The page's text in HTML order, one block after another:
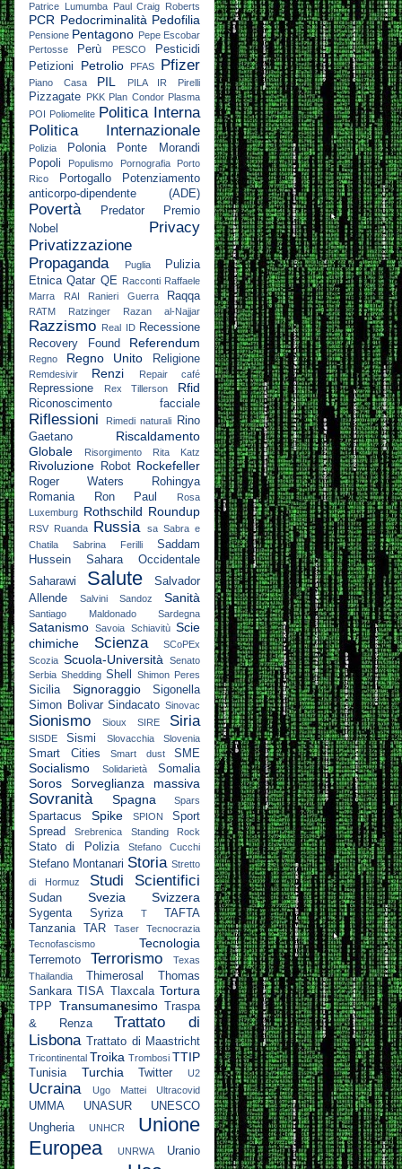
Patrice Lumumba
Paul Craig Roberts
PCR Pedocriminalità Pedofilia
Pensione Pentagono Pepe Escobar
Pertosse
Perù PESCO
Pesticidi
Petizioni
Petrolio PFAS Pfizer
Piano Casa PIL PILA IR Pirelli
Pizzagate PKK Plan Condor Plasma
POI Poliomelite Politica Interna
Politica Internazionale
Polizia Polonia
Ponte Morandi
Popoli
Populismo Pornografia
Porto
Rico
Portogallo
Potenziamento
anticorpo-dipendente (ADE)
Povertà Predator
Premio
Nobel
Privacy
Privatizzazione
Propaganda
Puglia
Pulizia
Etnica Qatar QE Racconti Raffaele
Marra
RAI Ranieri Guerra Raqqa
RATM Ratzinger Razan al-Najjar
Razzismo Real ID Recessione
Recovery Found
Referendum
Regno Regno Unito Religione
Remdesivir Renzi Repair café
Repressione Rex Tillerson Rfid
Riconoscimento facciale
Riflessioni Rimedi naturali
Rino
Gaetano
Riscaldamento
Globale
Risorgimento Rita Katz
Rivoluzione Robot Rockefeller
Roger Waters
Rohingya
Romania
Ron Paul
Rosa
Luxemburg Rothschild Roundup
RSV Ruanda Russia sa Sabra e
Chatila
Sabrina Ferilli
Saddam
Hussein
Sahara Occidentale
Saharawi
Salute
Salvador
Allende
Salvini Sandoz Sanità
Santiago Maldonado Sardegna
Satanismo Savoia Schiavitù Scie
chimiche
Scienza
SCoPEx
Scozia Scuola-Università
Senato
Serbia Shedding Shell Shimon Peres
Sicilia Signoraggio
Sigonella
Simon Bolivar Sindacato Sinovac
Sionismo Sioux SIRE Siria
SISDE Sismi Slovacchia Slovenia
Smart Cities Smart dust SME
Socialismo Solidarietà Somalia
Soros Sorveglianza massiva
Sovranità Spagna Spars
Spartacus Spike SPION
Sport
Spread
Srebrenica Standing Rock
Stato di Polizia Stefano Cucchi
Stefano Montanari Storia Stretto
di Hormuz
Studi Scientifici
Sudan Svezia Svizzera
Sygenta Syriza T
TAFTA
Tanzania
TAR Taser
Tecnocrazia
Tecnofascismo
Tecnologia
Terremoto Terrorismo
Texas
Thailandia
Thimerosal
Thomas
Sankara
TISA Tlaxcala Tortura
TPP Transumanesimo
Traspa
& Renza
Trattato di
Lisbona
Trattato di Maastricht
Tricontinental Troika Trombosi TTIP
Tunisia Turchia Twitter U2
Ucraina Ugo Mattei Ultracovid
UMMA UNASUR
UNESCO
Ungheria
UNHCR
Unione
Europea
UNRWA
Uranio